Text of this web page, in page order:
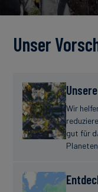
Unser
Wir
gut für